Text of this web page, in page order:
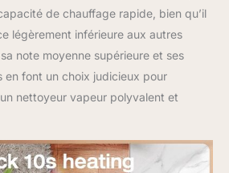
de chauffage rapide, bien qu’il
légèrement inférieure aux autres
note moyenne supérieure et ses
en font un choix judicieux pour
nettoyeur vapeur polyvalent et